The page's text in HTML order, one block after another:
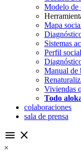
Modelo de
Mapa
Sistemas
Perfil
Manual de
Viviendas
Todo
colaboraciones
sala de prensa
menu close
×